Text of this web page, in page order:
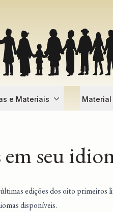
e Materiais
seu
edições dos oito primeiros
disponíveis.